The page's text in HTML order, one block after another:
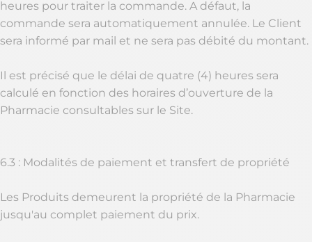
heures pour traiter la commande. A défaut, la
commande sera automatiquement annulée. Le Client
sera informé par mail et ne sera pas débité du montant.
Il est précisé que le délai de quatre (4) heures sera
calculé en fonction des horaires d’ouverture de la
Pharmacie consultables sur le Site.
6.3 : Modalités de paiement et transfert de propriété
Les Produits demeurent la propriété de la Pharmacie
jusqu'au complet paiement du prix.